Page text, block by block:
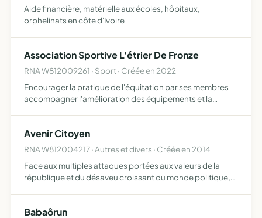
Aide financière, matérielle aux écoles, hôpitaux,
orphelinats en côte d'Ivoire
Association Sportive L'étrier De Fronze
RNA W812009261 · Sport · Créée en 2022
Encourager la pratique de l'équitation par ses membres
accompagner l'amélioration des équipements et la
tout…
Avenir Citoyen
RNA W812004217 · Autres et divers · Créée en 2014
Face aux multiples attaques portées aux valeurs de la
république et du désaveu croissant du monde politique,
Babaôrun